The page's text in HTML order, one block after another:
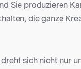
Sie produzieren
die ganze
dreht sich nicht nur